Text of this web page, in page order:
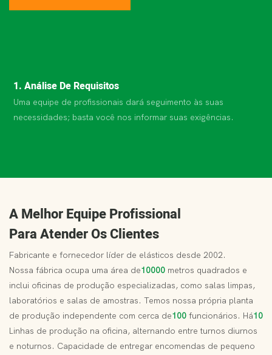
1. Análise De Requisitos
Uma equipe de profissionais dará seguimento às suas
necessidades; basta você nos informar suas exigências.
A Melhor Equipe Profissional
Para Atender Os Clientes
Fabricante e fornecedor líder de elásticos desde 2002.
Nossa fábrica ocupa uma área de10000 metros quadrados e
inclui oficinas de produção especializadas, como salas limpas,
laboratórios e salas de amostras. Temos nossa própria planta
de produção independente com cerca de100 funcionários. Há10
Linhas de produção na oficina, alternando entre turnos diurnos
e noturnos. Capacidade de entregar encomendas de pequeno